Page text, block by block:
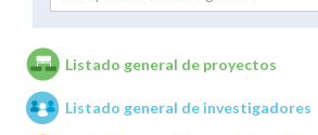
Unidades de investigación
Listado general de proyectos
Listado general de investigadores